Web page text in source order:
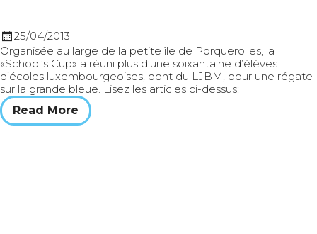
25/04/2013
Organisée au large de la petite île de Porquerolles, la
«School’s Cup» a réuni plus d’une soixantaine d’élèves
d’écoles luxembourgeoises, dont du LJBM, pour une régate
sur la grande bleue. Lisez les articles ci-dessus:
Read More